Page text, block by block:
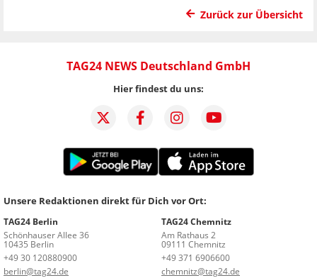
Zurück zur Übersicht
TAG24 NEWS Deutschland GmbH
Hier findest du uns:
Unsere Redaktionen direkt für Dich vor Ort:
TAG24 Berlin
Schönhauser Allee 36
10435 Berlin
+49 30 120880900
berlin@tag24.de
TAG24 Chemnitz
Am Rathaus 2
09111 Chemnitz
+49 371 6906600
chemnitz@tag24.de